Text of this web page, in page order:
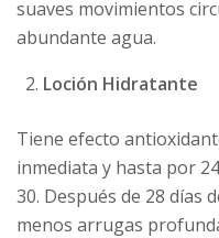
suaves movimientos
abundante agua.
Loción Hidratante
Tiene efecto
inmediata y hasta por
30. Después de 28 días
menos arrugas